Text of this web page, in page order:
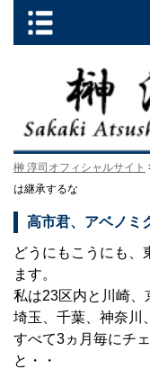
榊 淳司オフィシャルサイト
は継承するな
高市君、アベノミ
どうにもこうにも、
ます。
私は23区内と川崎、
埼玉、千葉、神奈川
すべて3ヵ月毎にチ
と・・